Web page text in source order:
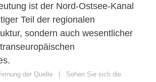
ist der Nord-Ostsee-Kanal
Teil der regionalen
sondern auch wesentlicher
der Quelle | Sehen Sie sich die